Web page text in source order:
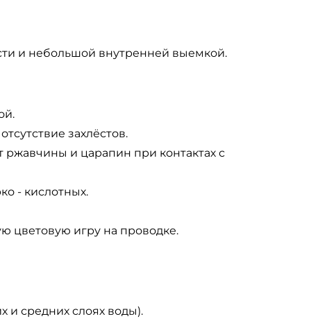
и небольшой внутренней выемкой.
захлёстов.
ржавчины и царапин при контактах с
- кислотных.
цветовую игру на проводке.
и средних слоях воды).